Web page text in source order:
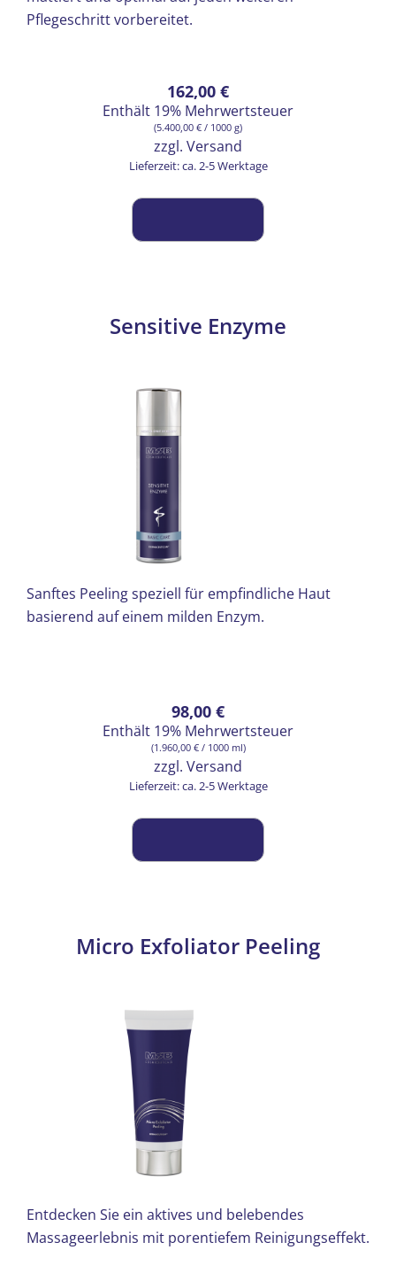
Pflegeschritt vorbereitet.
162,00 €
Enthält 19% Mehrwertsteuer
(5.400,00 € / 1000 g)
zzgl. Versand
Lieferzeit: ca. 2-5 Werktage
Sensitive Enzyme
Sanftes Peeling speziell für empfindliche Haut
basierend auf einem milden Enzym.
98,00 €
Enthält 19% Mehrwertsteuer
(1.960,00 €/ 1000 ml)
zzgl. Versand
Lieferzeit: ca. 2-5 Werktage
Micro Exfoliator Peeling
Entdecken Sie ein aktives und belebendes
Massageerlebnis mit porentiefem Reinigungseffekt.